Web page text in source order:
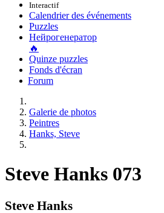
Interactif
Calendrier des événements
Puzzles
Нейрогенератор
🔥
Quinze puzzles
Fonds d'écran
Forum
Galerie de photos
Peintres
Hanks, Steve
Steve Hanks 073
Steve Hanks